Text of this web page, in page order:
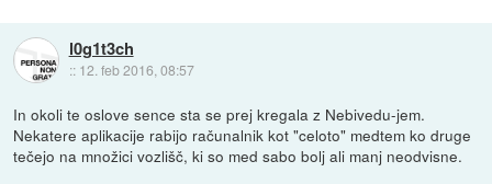
l0g1t3ch
:: 12. feb 2016, 08:57
In okoli te oslove sence sta se prej kregala z Nebivedu-jem.
Nekatere aplikacije rabijo računalnik kot "celoto" medtem ko druge
tečejo na množici vozlišč, ki so med sabo bolj ali manj neodvisne.